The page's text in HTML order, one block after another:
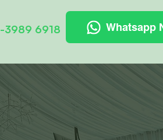
3989 6918 Whatsapp